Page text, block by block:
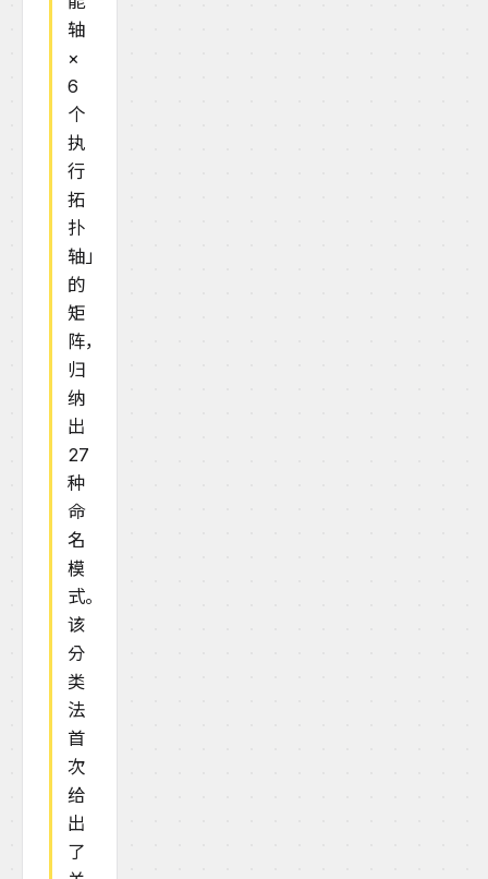
轴
×
6
个
执
行
拓
扑
轴」
的
矩
阵，
归
纳
出
27
种
命
名
模
式。
该
分
类
法
首
次
给
出
了